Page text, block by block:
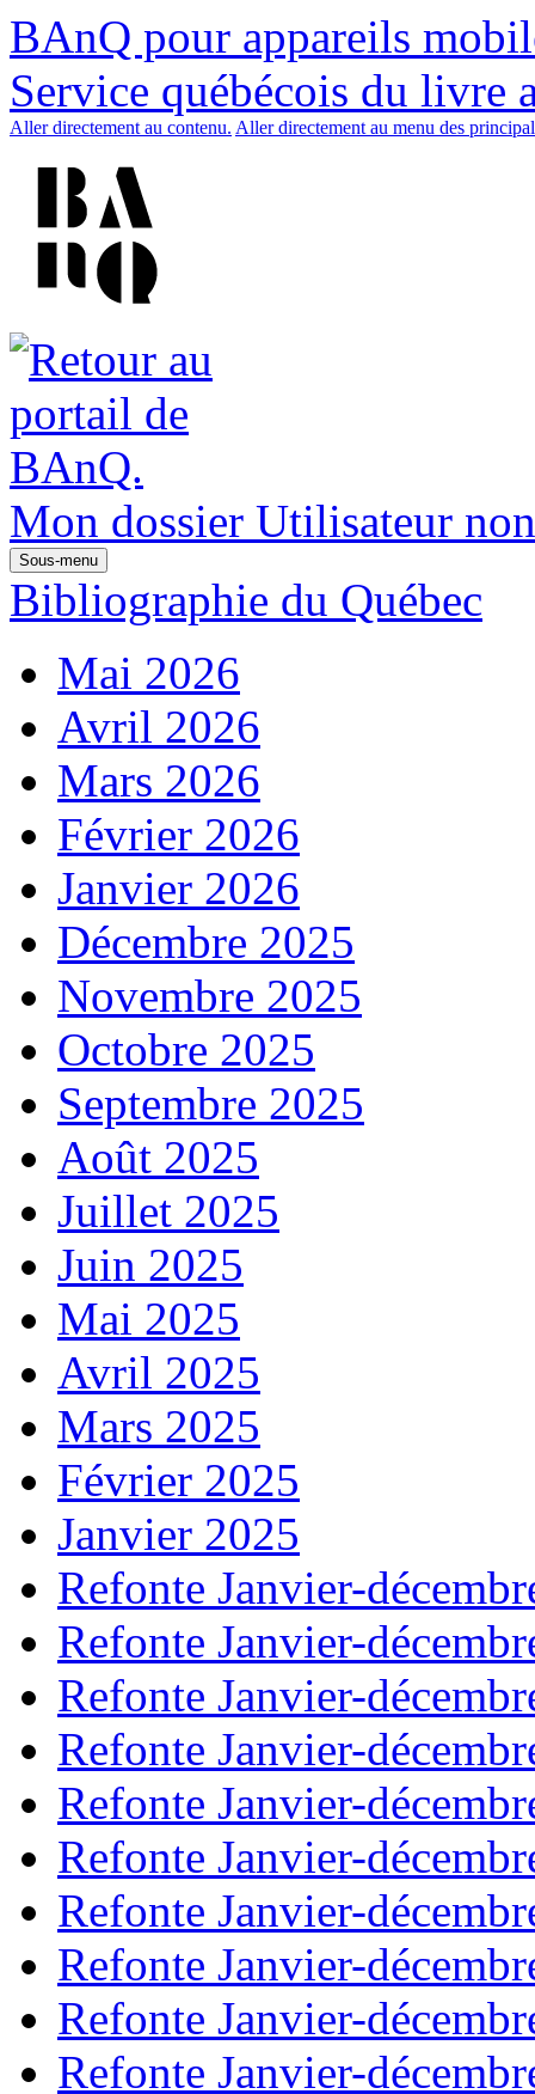
BAnQ pour appareils
Service québécois du livre
Aller directement au contenu. Aller directement au menu des
Mon dossier Utilisateur
Sous-menu
Bibliographie du Québec
Mai 2026
Avril 2026
Mars 2026
Février 2026
Janvier 2026
Décembre 2025
Novembre 2025
Octobre 2025
Septembre 2025
Août 2025
Juillet 2025
Juin 2025
Mai 2025
Avril 2025
Mars 2025
Février 2025
Janvier 2025
Refonte Janvier-
Refonte Janvier-
Refonte Janvier-
Refonte Janvier-
Refonte Janvier-
Refonte Janvier-
Refonte Janvier-
Refonte Janvier-
Refonte Janvier-
Refonte Janvier-